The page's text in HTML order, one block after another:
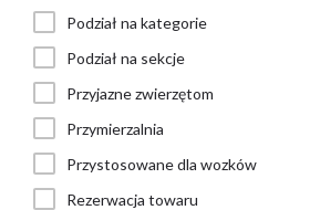
Podział na kategorie
Podział na sekcje
Przyjazne zwierzętom
Przymierzalnia
Przystosowane dla wozków
Rezerwacja towaru